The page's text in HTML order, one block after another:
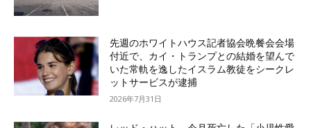
先週のホワイトハウス記者協会晩餐会会場
付近で、カイ・トランプとの結婚を望んで
いた常軌を逸したイスラム教徒をシークレ
ットサービスが逮捕
2026年7月31日